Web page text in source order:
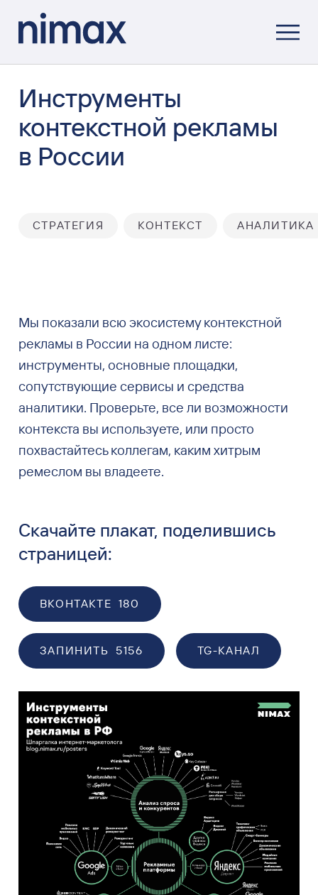
Инструменты
контекстной рекламы
в России
СТРАТЕГИЯ КОНТЕКСТ АНАЛИТИКА
Мы показали всю экосистему контекстной
рекламы в России на одном листе:
инструменты, основные площадки,
сопутствующие сервисы и средства
аналитики. Проверьте, все ли возможности
контекста вы используете, или просто
похвастайтесь коллегам, каким хитрым
ремеслом вы владеете.
Скачайте плакат, поделившись
страницей:
ВКОНТАКТЕ 180
ЗАПИНИТЬ 5156 TG-КАНАЛ